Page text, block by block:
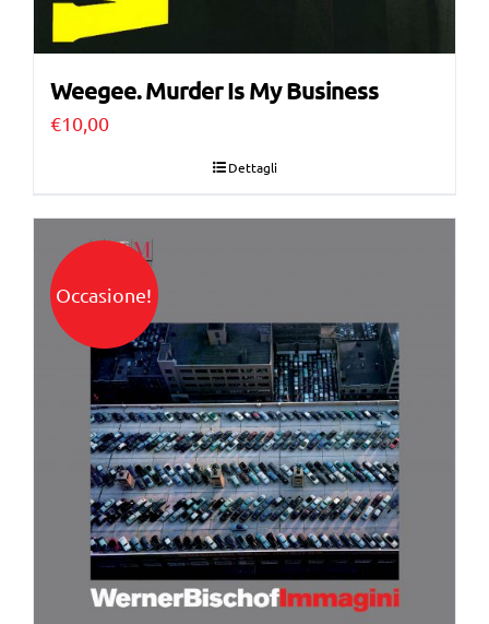
Weegee. Murder Is My Business
€10,00
Dettagli
Occasione!